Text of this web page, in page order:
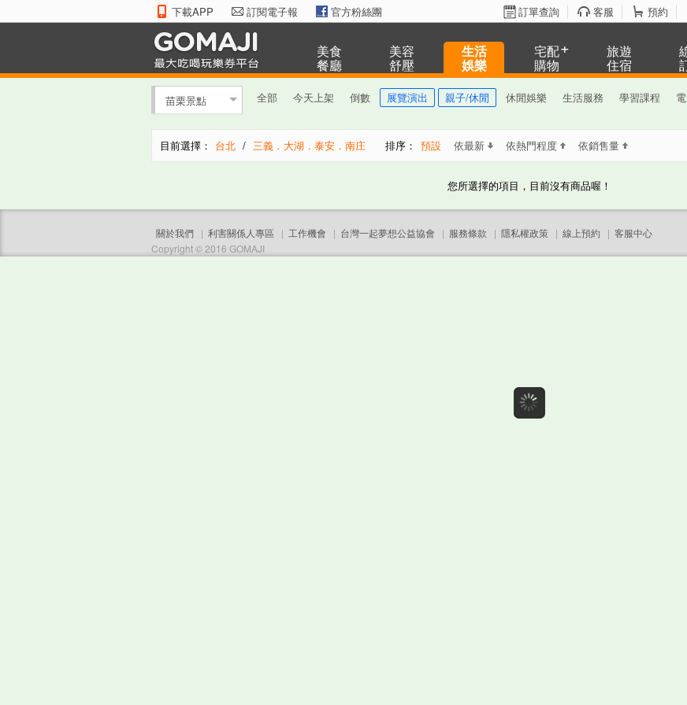
下載APP 訂閱電子報 官方粉絲團 訂單查詢 客服 預約
美食
餐廳
美容
舒壓
生活
娛樂
宅配
購物
旅遊
住宿
苗栗景點 全部 今天上架 倒數 展覽演出 親子/休閒 休閒娛樂 生活服務 學習課程
目前選擇： 台北 / 三義．大湖．泰安．南庄 排序： 預設 依最新 依熱門程度 依銷售量
您所選擇的項目，目前沒有商品喔！
關於我們 | 利害關係人專區 | 工作機會 | 台灣一起夢想公益協會 | 服務條款 | 隱私權政策 | 線上預約 | 客服中心
Copyright © 2016 GOMAJI